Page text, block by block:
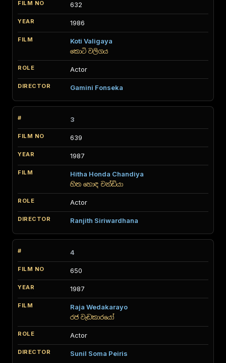
632
1986
Koti Valigaya
කොටි වලිගය
Actor
Gamini Fonseka
3
639
1987
Hitha Honda Chandiya
හිත හොඳ චන්ඩියා
Actor
Ranjith Siriwardhana
4
650
1987
Raja Wedakarayo
රජ වැඩකාරයෝ
Actor
Sunil Soma Peiris